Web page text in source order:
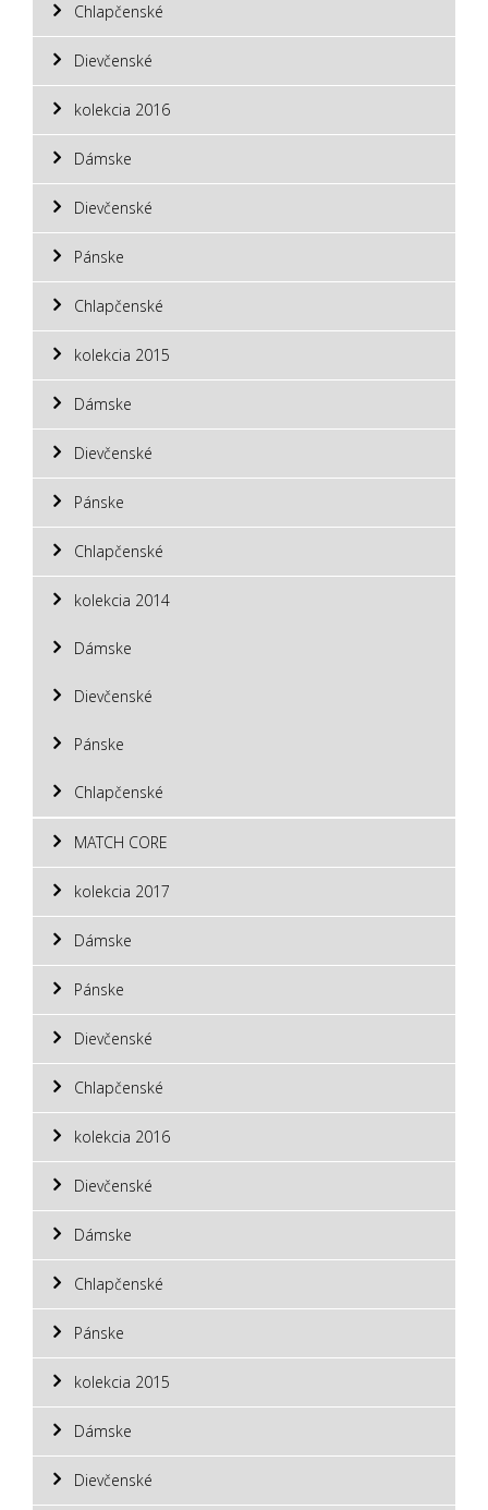
Chlapčenské
Dievčenské
kolekcia 2016
Dámske
Dievčenské
Pánske
Chlapčenské
kolekcia 2015
Dámske
Dievčenské
Pánske
Chlapčenské
kolekcia 2014
Dámske
Dievčenské
Pánske
Chlapčenské
MATCH CORE
kolekcia 2017
Dámske
Pánske
Dievčenské
Chlapčenské
kolekcia 2016
Dievčenské
Dámske
Chlapčenské
Pánske
kolekcia 2015
Dámske
Dievčenské